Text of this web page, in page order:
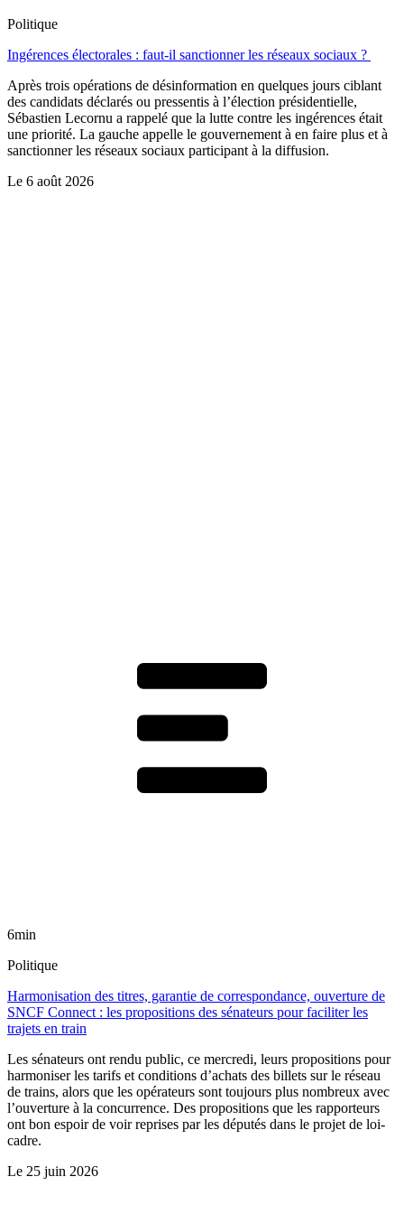
Politique
Ingérences électorales : faut-il sanctionner les réseaux sociaux ?
Après trois opérations de désinformation en quelques jours ciblant
des candidats déclarés ou pressentis à l’élection présidentielle,
Sébastien Lecornu a rappelé que la lutte contre les ingérences était
une priorité. La gauche appelle le gouvernement à en faire plus et à
sanctionner les réseaux sociaux participant à la diffusion.
Le 6 août 2026
6min
Politique
Harmonisation des titres, garantie de correspondance, ouverture de
SNCF Connect : les propositions des sénateurs pour faciliter les
trajets en train
Les sénateurs ont rendu public, ce mercredi, leurs propositions pour
harmoniser les tarifs et conditions d’achats des billets sur le réseau
de trains, alors que les opérateurs sont toujours plus nombreux avec
l’ouverture à la concurrence. Des propositions que les rapporteurs
ont bon espoir de voir reprises par les députés dans le projet de loi-
cadre.
Le 25 juin 2026